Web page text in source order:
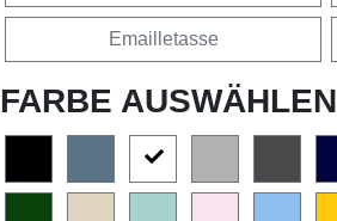
Emailletasse
FARBE AUSWÄHLEN